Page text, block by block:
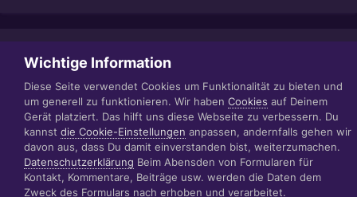
Teilen
Datenschutzerklärung Impressum
© 1999 - 2022 RÄBIGER IT|WEB|VIDEO|CONSULTING
www.raebiger.pro
Powered by Invision Community
Wichtige Information
Diese Seite verwendet Cookies um Funktionalität zu bieten und
um generell zu funktionieren. Wir haben Cookies auf Deinem
Gerät platziert. Das hilft uns diese Webseite zu verbessern. Du
kannst die Cookie-Einstellungen anpassen, andernfalls gehen wir
davon aus, dass Du damit einverstanden bist, weiterzumachen.
Datenschutzerklärung Beim Abensden von Formularen für
Kontakt, Kommentare, Beiträge usw. werden die Daten dem
Zweck des Formulars nach erhoben und verarbeitet.